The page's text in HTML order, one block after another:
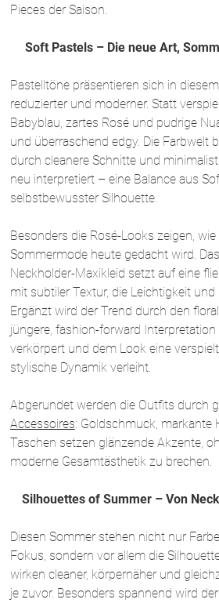
Pieces der Saison.
Soft Pastels – Die neue Art,
Pastelltöne präsentieren sich in
reduzierter und moderner. Statt
Babyblau, zartes Rosé und pudrige
und überraschend edgy. Die Farbwelt
durch cleanere Schnitte und
neu interpretiert – eine Balance aus
selbstbewusster Silhouette.
Besonders die Rosé-Looks zeigen,
Sommermode heute gedacht wird.
Neckholder-Maxikleid setzt auf eine
mit subtiler Textur, die Leichtigkeit und
Ergänzt wird der Trend durch den
jüngere, fashion-forward Interpretation
verkörpert und dem Look eine
stylische Dynamik verleiht.
Abgerundet werden die Outfits durch
Accessoires: Goldschmuck, markante
Taschen setzen glänzende Akzente,
moderne Gesamtästhetik zu brechen.
Silhouettes of Summer – Von
Diesen Sommer stehen nicht nur
Fokus, sondern vor allem die
wirken cleaner, körpernäher und
je zuvor. Besonders spannend wird